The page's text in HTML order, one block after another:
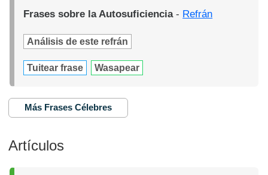
Frases sobre la Autosuficiencia- Refrán
Análisis de este refrán
Tuitear frase Wasapear
Más Frases Célebres
Artículos